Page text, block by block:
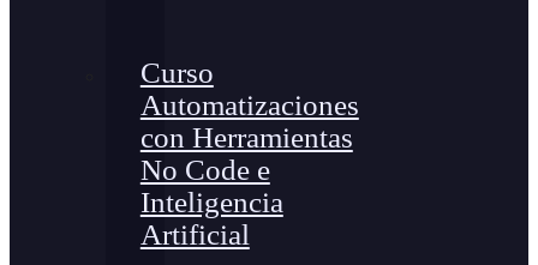
Curso
Automatizaciones
con Herramientas
No Code e
Inteligencia
Artificial